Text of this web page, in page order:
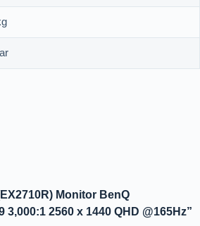
Monitor BenQ
3,000:1 2560 x 1440 QHD @165Hz”